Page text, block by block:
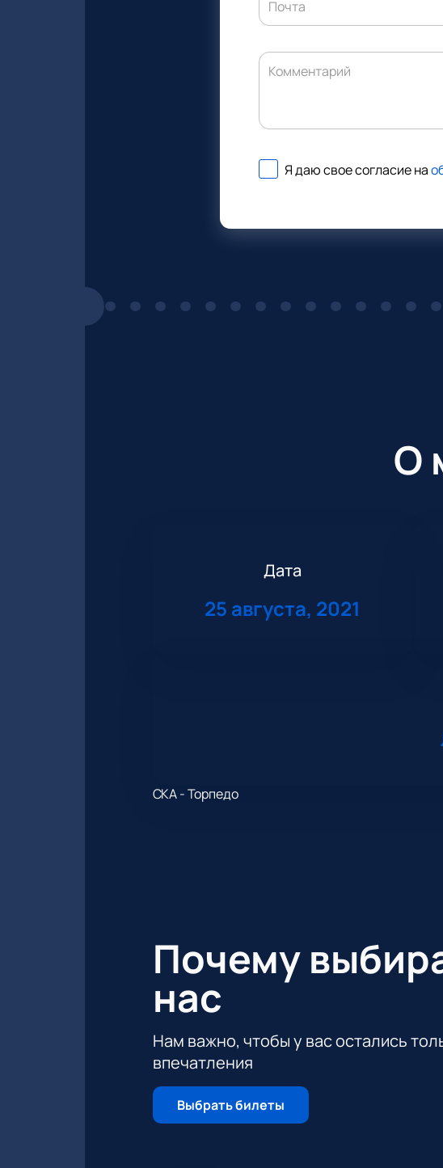
Почта
Комментарий
Я даю свое согласие на
О
Дата
25 августа, 2021
СКА - Торпедо
Почему
нас
Нам важно, чтобы у вас остались
впечатления
Выбрать билеты